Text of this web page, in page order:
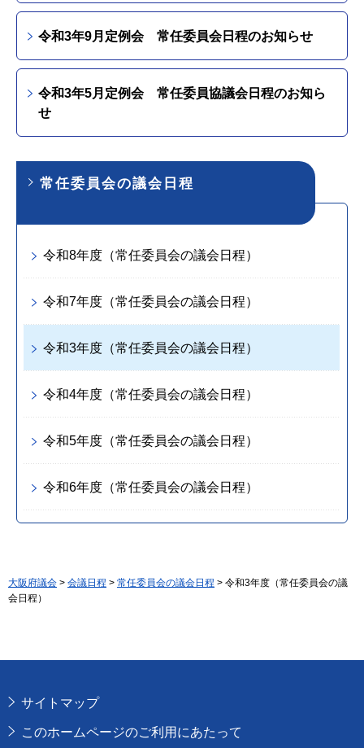
令和3年9月定例会 常任委員会日程のお知らせ
令和3年5月定例会 常任委員協議会日程のお知ら
せ
常任委員会の議会日程
令和8年度（常任委員会の議会日程）
令和7年度（常任委員会の議会日程）
令和3年度（常任委員会の議会日程）
令和4年度（常任委員会の議会日程）
令和5年度（常任委員会の議会日程）
令和6年度（常任委員会の議会日程）
大阪府議会 > 会議日程 > 常任委員会の議会日程 > 令和3年度（常任委員会の議
会日程）
サイトマップ
このホームページのご利用にあたって